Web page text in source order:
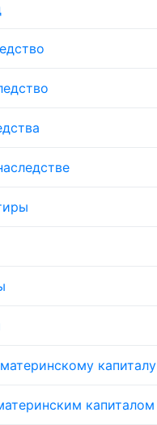
капиталу
капиталом